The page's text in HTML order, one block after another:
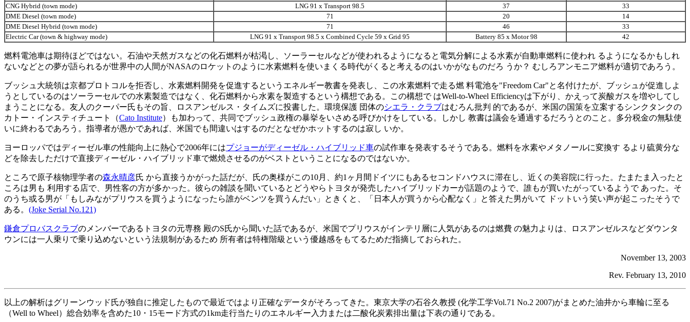
CNG Hybrid (town mode)
LNG 91 x Transport 98.5 37
33
DME Diesel (town mode)
71 20
14
DME Diesel Hybrid (town mode)
71 46
33
Electric Car (town & highway mode)
LNG 91 x Transport 98.5 x Combined Cycle 59 x Grid 95 Battery 85 x Motor 98 42
燃料電池車は期待ほどではない。石油や天然ガスなどの化石燃料が枯渇し、ソーラーセルなどが使われるようになると電気分解による水素が自動車燃料に使われ るようになるかもしれ
ないなどとの夢が語られるが世界中の人間がNASAのロケットのように水素燃料を使いまくる時代がくると考えるのはいかがなものだろ うか？ むしろアンモニア燃料が適切であろう。
ブッシュ大統領は京都プロトコルを拒否し、水素燃料開発を促進するというエネルギー教書を発表し、この水素燃料で走る燃 料電池を"Freedom Car"と名付けたが、ブッシュが促進しよ
うとしているのはソーラーセルでの水素製造ではなく、化石燃料から水素を製造するという構想である。この構想で はWell-to-Wheel Efficiencyは下がり、かえって炭酸ガスを増やしてし
まうことになる。友人のクーパー氏もその旨、ロスアンゼルス・タイムズに投書した。環境保護 団体のシエラ・クラブはむろん批判 的であるが、米国の国策を立案するシンクタンクの
カトー・インスティチュート（Cato Institute）も加わって、共同でブッシュ政権の暴挙をいさめる呼びかけをしている。しかし 教書は議会を通過するだろうとのこと。多分税金の無駄使
いに終わるであろう。指導者が愚かであれば、米国でも間違いはするのだとなぜかホットするのは寂し いか。
ヨーロッパではディーゼル車の性能向上に熱心で2006年にはプジョーがディーゼル・ハイブリッド車の試作車を発表するそうである。燃料を水素やメタノールに変換す るより硫黄分な
どを除去しただけで直接ディーゼル・ハイブリッド車で燃焼させるのがベストということになるのではないか。
ところで原子核物理学者の森永晴彦氏 から直接うかがった話だが、氏の奥様がこの10月、約1ヶ月間ドイツにもあるセコンドハウスに滞在し、近くの美容院に行った。たまたま入ったと
ころは男も 利用する店で、男性客の方が多かった。彼らの雑談を聞いているとどうやらトヨタが発売したハイブリッドカーが話題のようで、誰もが買いたがっているようで あった。そ
のうち或る男が「もしみながプリウスを買うようになったら誰がベンツを買うんだい」ときくと、「日本人が買うから心配なく」と答えた男がいて ドットいう笑い声が起こったそうで
ある。 (Joke Serial No.121)
鎌倉プロバスクラブのメンバーであるトヨタの元専務 殿のS氏から聞いた話であるが、米国でプリウスがインテリ層に人気があるのは燃費 の魅力よりは、ロスアンゼルスなどダウンタ
ウンには一人乗りで乗り込めないという法規制があるため 所有者は特権階級という優越感をもてるためだ指摘しておられた。
November 13, 2003
Rev. February 13, 2010
以上の解析はグリーンウッド氏が独自に推定したもので最近ではより正確なデータがそろってきた。東京大学の石谷久教授 (化学工学Vol.71 No.2 2007)がまとめた油井から車輪に至る
（Well to Wheel）総合効率を含めた10・15モード方式の1km走行当たりのエネルギー入力または二酸化炭素排出量は下表の通りである。